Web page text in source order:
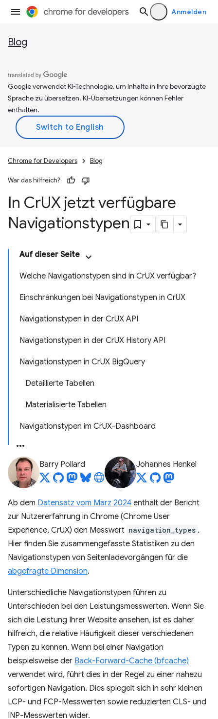
Anmelden
Blog
Google verwendet KI-Technologie, um Inhalte in Ihre bevorzugte
Sprache zu übersetzen. KI-Übersetzungen können Fehler
enthalten.
Chrome for Developers Blog
War das hilfreich?
In CrUX jetzt verfügbare
Navigationstypen
Auf dieser Seite
Welche Navigationstypen sind in CrUX verfügbar?
Einschränkungen bei Navigationstypen in CrUX
Navigationstypen in der CrUX API
Navigationstypen in der CrUX History API
Navigationstypen in CrUX BigQuery
Detaillierte Tabellen
Materialisierte Tabellen
Navigationstypen im CrUX-Dashboard
Barry Pollard Johannes Henkel
Ab dem Datensatz vom März 2024 enthält der Bericht
zur Nutzererfahrung in Chrome (Chrome User
Experience, CrUX) den Messwert navigation_types .
Hier finden Sie zusammengefasste Statistiken zu den
Navigationstypen von Seitenladevorgängen für die
abgefragte Dimension.
Unterschiedliche Navigationstypen führen zu
Unterschieden bei den Leistungsmesswerten. Wenn Sie
sich die Leistung Ihrer Website ansehen, ist es daher
hilfreich, die relative Häufigkeit dieser verschiedenen
Typen zu kennen. Wenn bei einer Navigation
beispielsweise der Back-Forward-Cache (bfcache)
verwendet wird, führt dies in der Regel zu einer nahezu
sofortigen Navigation. Dies spiegelt sich in sehr kleinen
LCP- und FCP-Messwerten sowie reduzierten CLS- und
INP-Messwerten wider.